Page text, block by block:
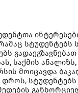
საქმის
მოიცავდა